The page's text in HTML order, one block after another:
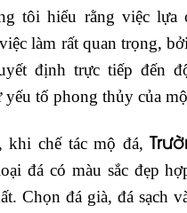
tôi hiểu rằng việc lựa
làm rất quan trọng,
định trực tiếp đến
tố phong thủy của
khi chế tác mộ đá,
đá có màu sắc đẹp
Chọn đá già, đá sạch